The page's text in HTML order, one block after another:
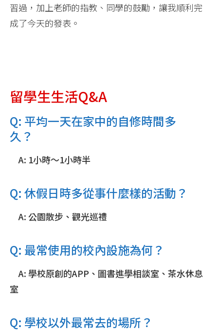
習過，加上老師的指教、同學的鼓勵，讓我順利完
成了今天的發表。
留學生生活Q&A
Q: 平均一天在家中的自修時間多
久？
A: 1小時～1小時半
Q: 休假日時多從事什麼樣的活動？
A: 公園散步、觀光巡禮
Q: 最常使用的校內設施為何？
A: 學校原創的APP、圖書進學相談室、茶水休息
室
Q: 學校以外最常去的場所？